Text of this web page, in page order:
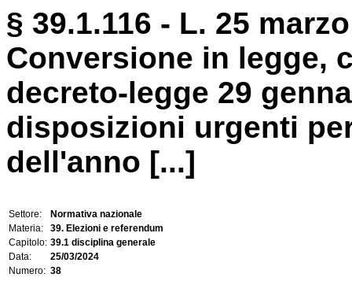
§ 39.1.116 - L. 25
Conversione in legge,
decreto-legge 29
disposizioni urgenti
dell'anno [...]
Settore:
Normativa nazionale
Materia:
39. Elezioni e referendum
Capitolo: 39.1 disciplina generale
Data:
25/03/2024
Numero: 38